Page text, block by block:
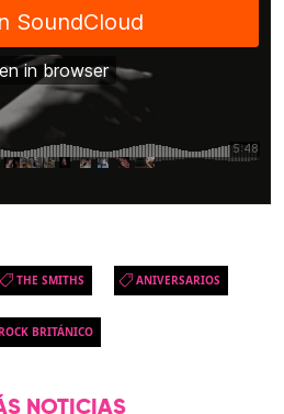
THE SMITHS ANIVERSARIOS
ROCK BRITÁNICO
NOTICIAS